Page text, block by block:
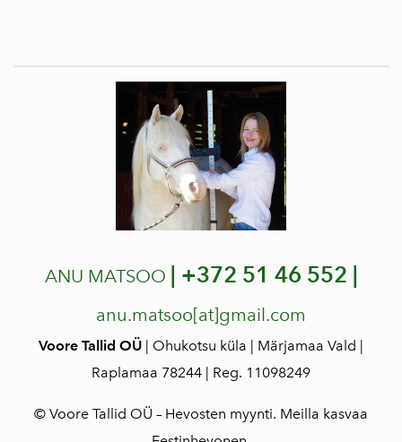
ANU MATSOO | +372 51 46 552 |
anu.matsoo[at]gmail.com
Voore Tallid OÜ | Ohukotsu küla | Märjamaa Vald |
Raplamaa 78244 | Reg. 11098249
© Voore Tallid OÜ – Hevosten myynti. Meilla kasvaa